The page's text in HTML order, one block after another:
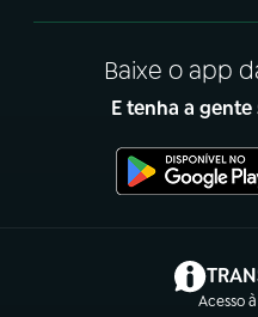
Baixe o app
E tenha a
Acesso